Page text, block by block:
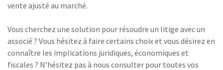
vente ajusté au marché.
Vous cherchez une solution pour résoudre un litige avec un
associé ? Vous hésitez à faire certains choix et vous désirez en
connaître les implications juridiques, économiques et
fiscales ? N’hésitez pas à nous consulter pour toutes vos